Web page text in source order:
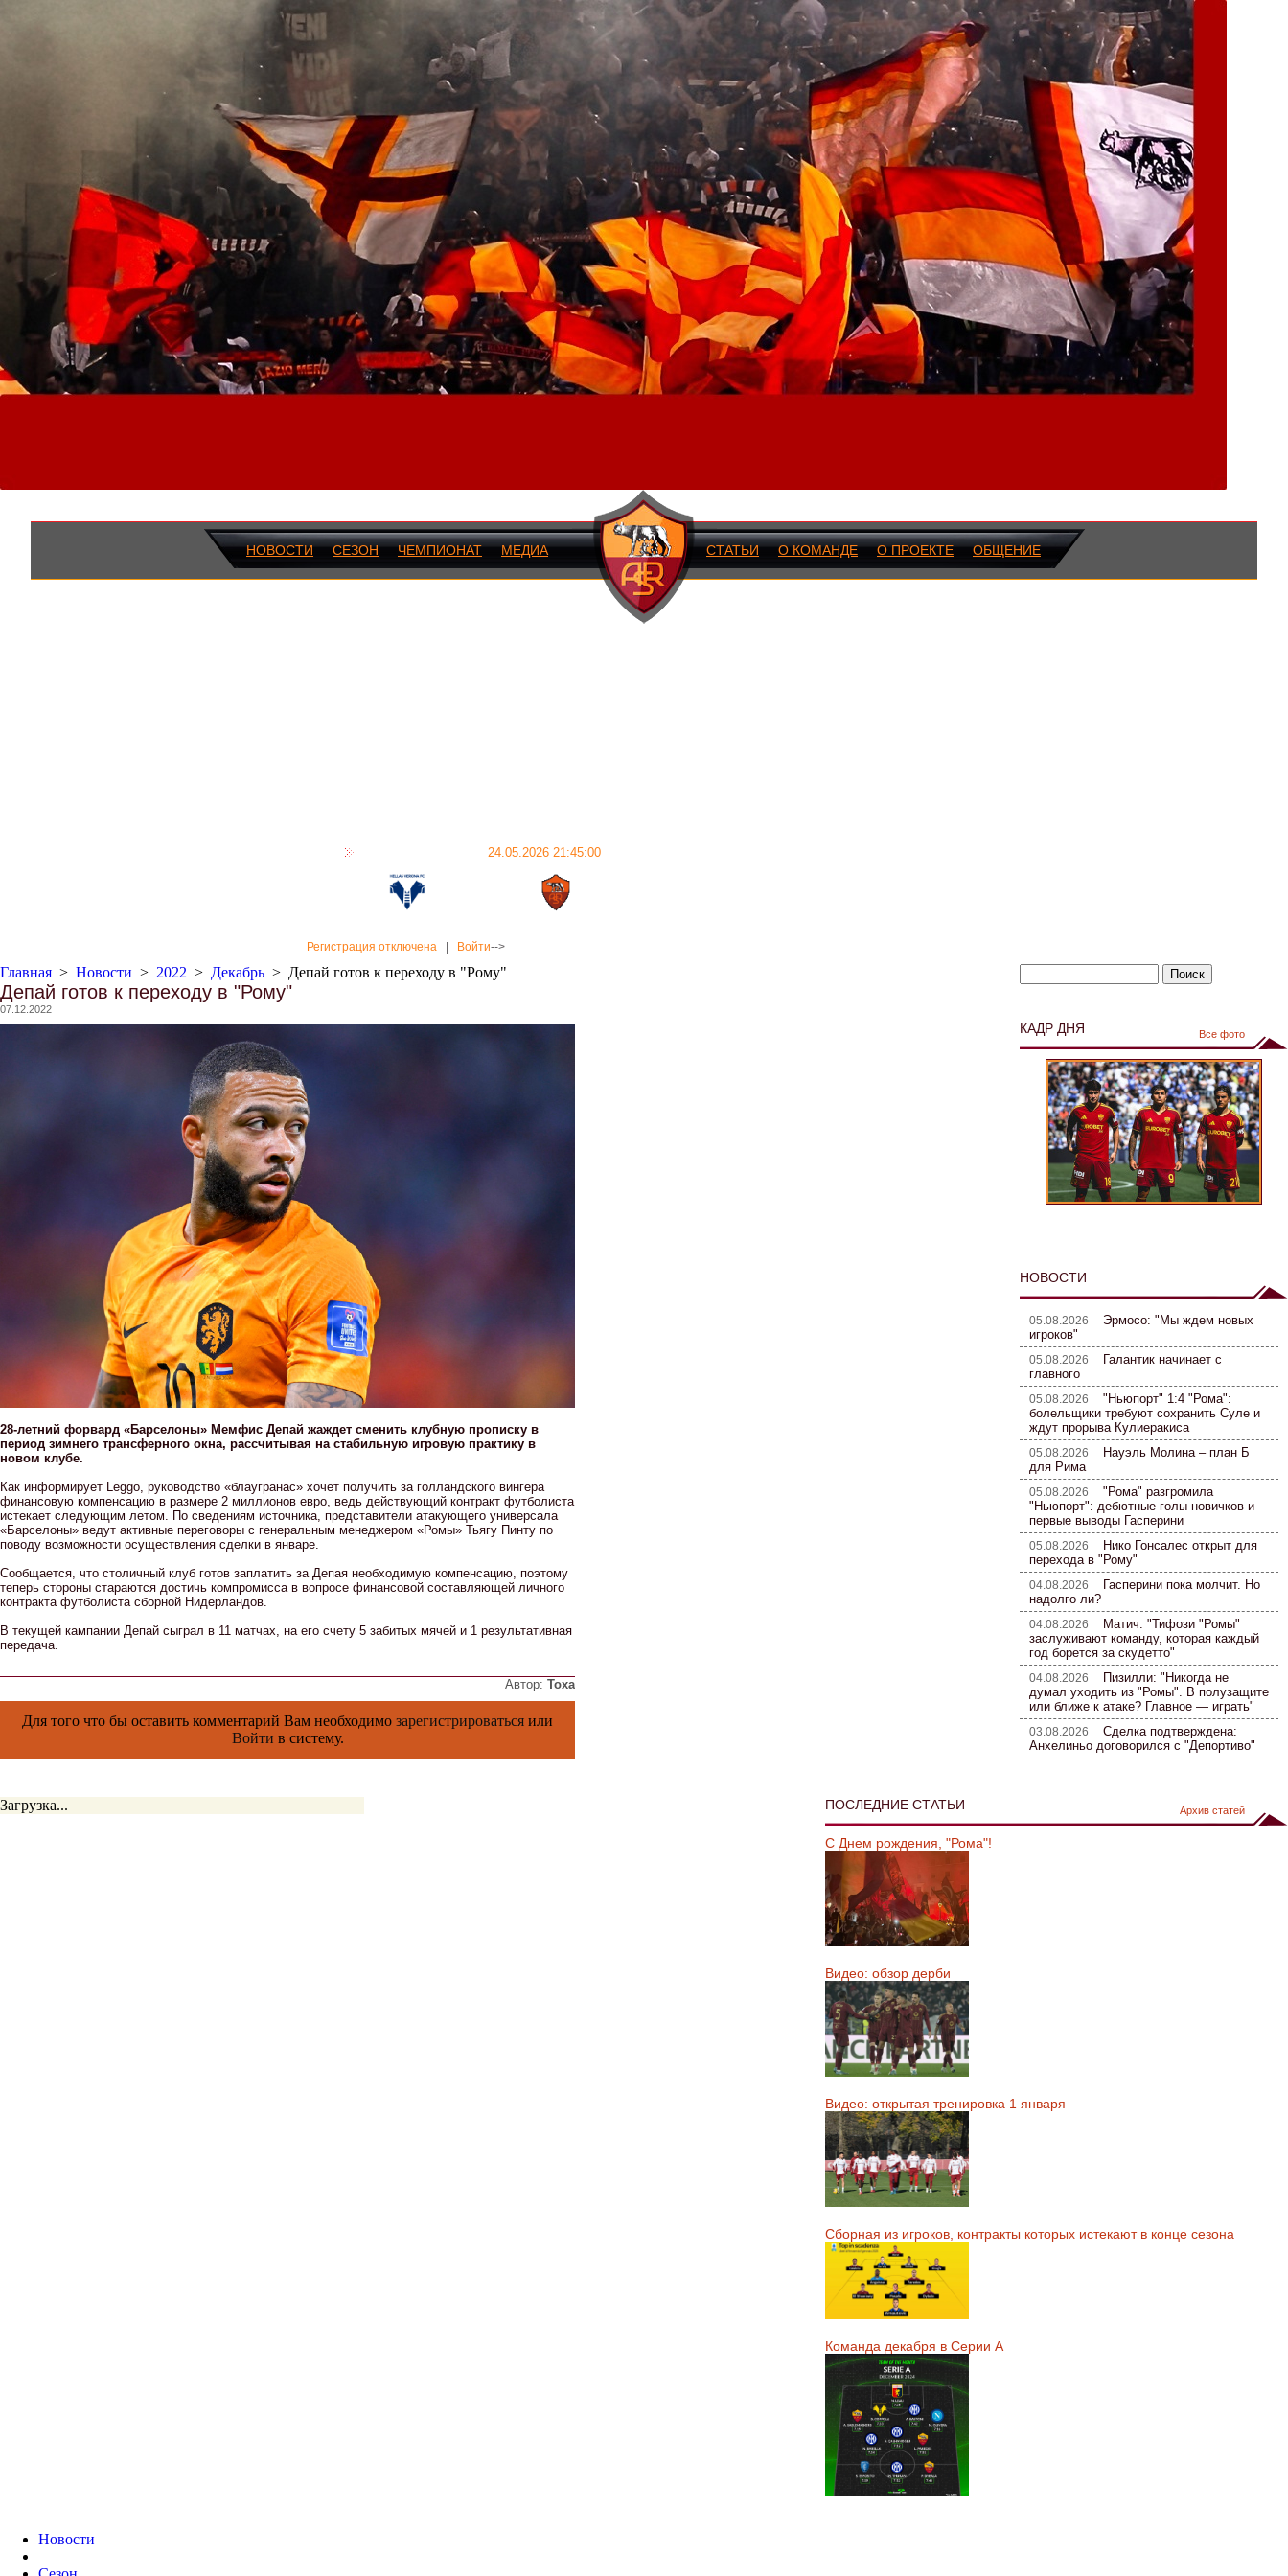
НОВОСТИ СЕЗОН ЧЕМПИОНАТ МЕДИА СТАТЬИ О КОМАНДЕ О ПРОЕКТЕ ОБЩЕНИЕ
24.05.2026 21:45:00
Регистрация отключена Войти-->
Главная > Новости > 2022 > Декабрь > Депай готов к переходу в "Рому"
Депай готов к переходу в "Рому"
07.12.2022
28-летний форвард «Барселоны» Мемфис Депай жаждет сменить клубную прописку в
период зимнего трансферного окна, рассчитывая на стабильную игровую практику в
новом клубе.
Как информирует Leggo, руководство «блаугранас» хочет получить за голландского вингера
финансовую компенсацию в размере 2 миллионов евро, ведь действующий контракт футболиста
истекает следующим летом. По сведениям источника, представители атакующего универсала
«Барселоны» ведут активные переговоры с генеральным менеджером «Ромы» Тьягу Пинту по
поводу возможности осуществления сделки в январе.
Сообщается, что столичный клуб готов заплатить за Депая необходимую компенсацию, поэтому
теперь стороны стараются достичь компромисса в вопросе финансовой составляющей личного
контракта футболиста сборной Нидерландов.
В текущей кампании Депай сыграл в 11 матчах, на его счету 5 забитых мячей и 1 результативная
передача.
Автор: Тоха
Для того что бы оставить комментарий Вам необходимо зарегистрироваться или
Войти в систему.
КАДР ДНЯ Все фото
НОВОСТИ
05.08.2026 Эрмосо: "Мы ждем новых
игроков"
05.08.2026
Галантик начинает с
главного
05.08.2026 "Ньюпорт" 1:4 "Рома":
болельщики требуют сохранить Суле и
ждут прорыва Кулиеракиса
05.08.2026
Науэль Молина – план Б
для Рима
05.08.2026 "Рома" разгромила
"Ньюпорт": дебютные голы новичков и
первые выводы Гасперини
05.08.2026
Нико Гонсалес открыт для
перехода в "Рому"
04.08.2026
Гасперини пока молчит. Но
надолго ли?
04.08.2026
Матич: "Тифози "Ромы"
заслуживают команду, которая каждый
год борется за скудетто"
04.08.2026
Пизилли: "Никогда не
думал уходить из "Ромы". В полузащите
или ближе к атаке? Главное — играть"
03.08.2026 Сделка подтверждена:
Анхелиньо договорился с "Депортиво"
Загрузка... ПОСЛЕДНИЕ СТАТЬИ Архив статей
С Днем рождения, "Рома"!
Видео: обзор дерби
Видео: открытая тренировка 1 января
Сборная из игроков, контракты которых истекают в конце сезона
Команда декабря в Серии А
Новости